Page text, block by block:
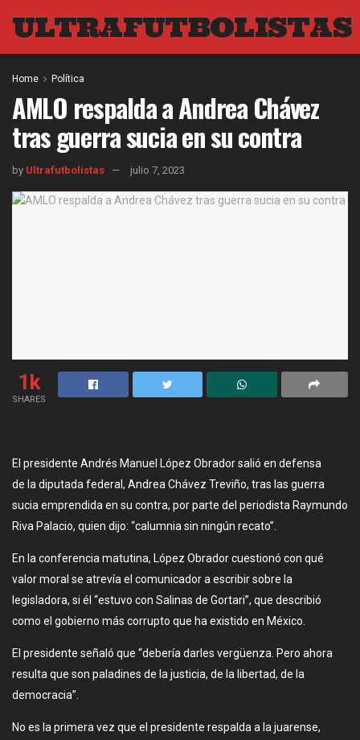
ULTRAFUTBOLISTAS
Home Política
AMLO respalda a Andrea Chávez
tras guerra sucia en su contra
by Ultrafutbolistas julio 7, 2023
1k
SHARES
El presidente Andrés Manuel López Obrador salió en defensa
de la diputada federal, Andrea Chávez Treviño, tras las guerra
sucia emprendida en su contra, por parte del periodista Raymundo
Riva Palacio, quien dijo: “calumnia sin ningún recato”.
En la conferencia matutina, López Obrador cuestionó con qué
valor moral se atrevía el comunicador a escribir sobre la
legisladora, si él “estuvo con Salinas de Gortari”, que describió
como el gobierno más corrupto que ha existido en México.
El presidente señaló que “debería darles vergüenza. Pero ahora
resulta que son paladines de la justicia, de la libertad, de la
democracia”.
No es la primera vez que el presidente respalda a la juarense,